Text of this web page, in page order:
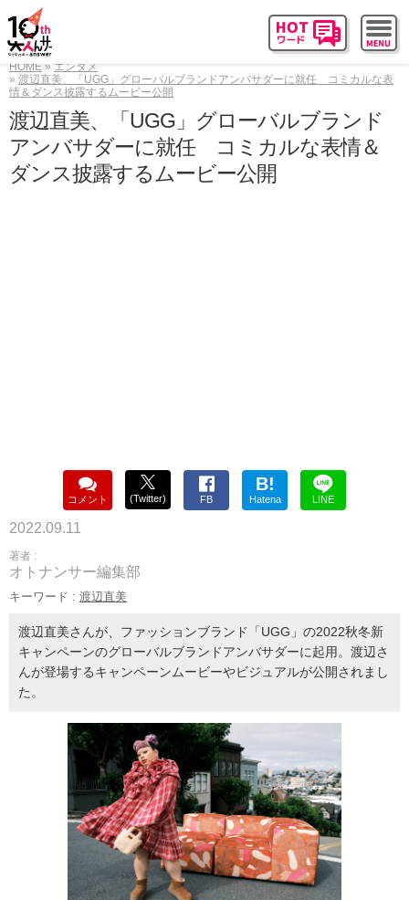
HOME
エンタメ
渡辺直美、「UGG」グローバルブランドアンバサダーに就任 コミカルな表
情＆ダンス披露するムービー公開
渡辺直美、「UGG」グローバルブランド
アンバサダーに就任 コミカルな表情＆
ダンス披露するムービー公開
コメント (Twitter) FB
B!
Hatena LINE
2022.09.11
著者 :
オトナンサー編集部
キーワード : 渡辺直美
渡辺直美さんが、ファッションブランド「UGG」の2022秋冬新
キャンペーンのグローバルブランドアンバサダーに起用。渡辺さ
んが登場するキャンペーンムービーやビジュアルが公開されまし
た。